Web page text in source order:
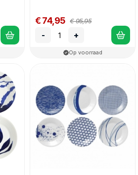
€ 74,95 € 95,95
- +
Op voorraad